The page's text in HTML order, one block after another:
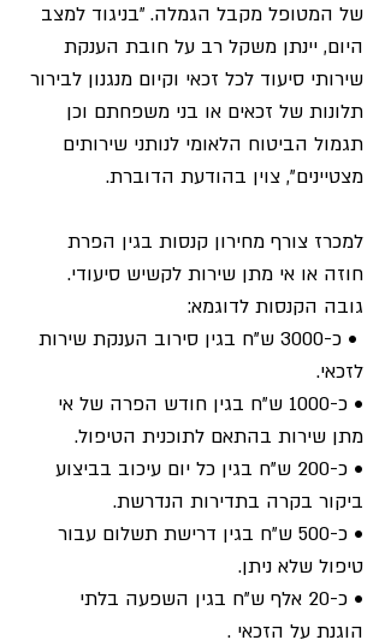
של המטופל מקבל הגמלה. "בניגוד למצב
היום, יינתן משקל רב על חובת הענקת
שירותי סיעוד לכל זכאי וקיום מנגנון לבירור
תלונות של זכאים או בני משפחתם וכן
תגמול הביטוח הלאומי לנותני שירותים
מצטיינים", צוין בהודעת הדוברת.
למכרז צורף מחירון קנסות בגין הפרת
חוזה או אי מתן שירות לקשיש סיעודי.
גובה הקנסות לדוגמא:
• כ-3000 ש"ח בגין סירוב הענקת שירות
לזכאי.
• כ-1000 ש"ח בגין חודש הפרה של אי
מתן שירות בהתאם לתוכנית הטיפול.
• כ-200 ש"ח בגין כל יום עיכוב בביצוע
ביקור בקרה בתדירות הנדרשת.
• כ-500 ש"ח בגין דרישת תשלום עבור
טיפול שלא ניתן.
• כ-20 אלף ש"ח בגין השפעה בלתי
הוגנת על הזכאי .